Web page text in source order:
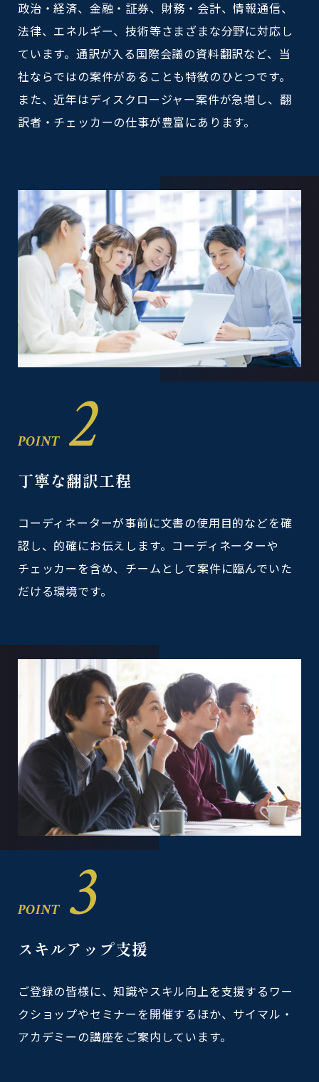
政治・経済、金融・証券、財務・会計、情報通信、
法律、エネルギー、技術等さまざまな分野に対応し
ています。通訳が入る国際会議の資料翻訳など、当
社ならではの案件があることも特徴のひとつです。
また、近年はディスクロージャー案件が急増し、翻
訳者・チェッカーの仕事が豊富にあります。
POINT 2
丁寧な翻訳工程
コーディネーターが事前に文書の使用目的などを確
認し、的確にお伝えします。コーディネーターや
チェッカーを含め、チームとして案件に臨んでいた
だける環境です。
POINT 3
スキルアップ支援
ご登録の皆様に、知識やスキル向上を支援するワー
クショップやセミナーを開催するほか、サイマル・
アカデミーの講座をご案内しています。